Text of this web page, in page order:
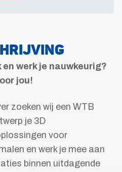
werk je nauwkeurig?
jou!
zoeken wij een WTB
je 3D
voor
en werk je mee aan
binnen uitdagende